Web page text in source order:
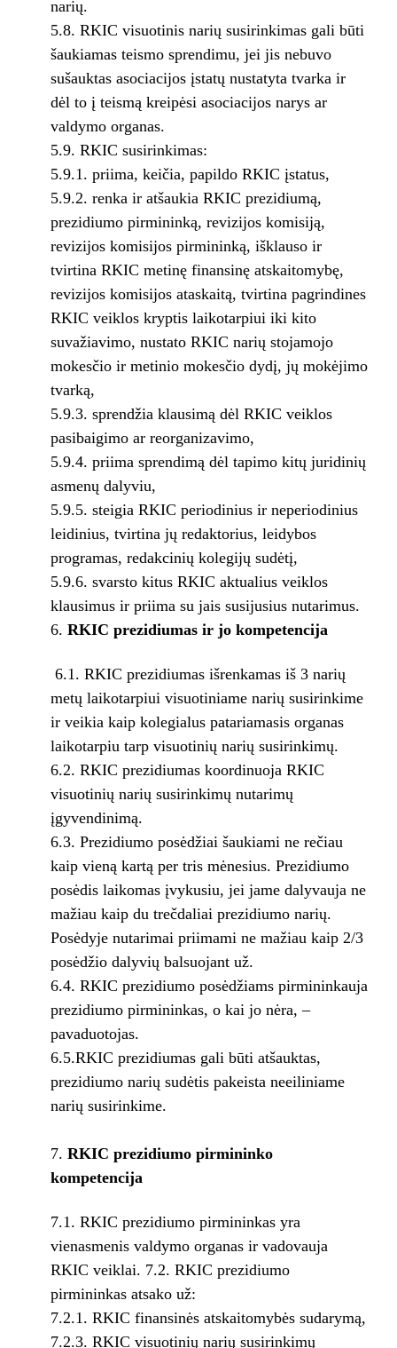
narių.
5.8. RKIC visuotinis narių susirinkimas gali būti
šaukiamas teismo sprendimu, jei jis nebuvo
sušauktas asociacijos įstatų nustatyta tvarka ir
dėl to į teismą kreipėsi asociacijos narys ar
valdymo organas.
5.9. RKIC susirinkimas:
5.9.1. priima, keičia, papildo RKIC įstatus,
5.9.2. renka ir atšaukia RKIC prezidiumą,
prezidiumo pirmininką, revizijos komisiją,
revizijos komisijos pirmininką, išklauso ir
tvirtina RKIC metinę finansinę atskaitomybę,
revizijos komisijos ataskaitą, tvirtina pagrindines
RKIC veiklos kryptis laikotarpiui iki kito
suvažiavimo, nustato RKIC narių stojamojo
mokesčio ir metinio mokesčio dydį, jų mokėjimo
tvarką,
5.9.3. sprendžia klausimą dėl RKIC veiklos
pasibaigimo ar reorganizavimo,
5.9.4. priima sprendimą dėl tapimo kitų juridinių
asmenų dalyviu,
5.9.5. steigia RKIC periodinius ir neperiodinius
leidinius, tvirtina jų redaktorius, leidybos
programas, redakcinių kolegijų sudėtį,
5.9.6. svarsto kitus RKIC aktualius veiklos
klausimus ir priima su jais susijusius nutarimus.
RKIC prezidiumas ir jo kompetencija
6.1. RKIC prezidiumas išrenkamas iš 3 narių
metų laikotarpiui visuotiniame narių susirinkime
ir veikia kaip kolegialus patariamasis organas
laikotarpiu tarp visuotinių narių susirinkimų.
6.2. RKIC prezidiumas koordinuoja RKIC
visuotinių narių susirinkimų nutarimų
įgyvendinimą.
6.3. Prezidiumo posėdžiai šaukiami ne rečiau
kaip vieną kartą per tris mėnesius. Prezidiumo
posėdis laikomas įvykusiu, jei jame dalyvauja ne
mažiau kaip du trečdaliai prezidiumo narių.
Posėdyje nutarimai priimami ne mažiau kaip 2/3
posėdžio dalyvių balsuojant už.
6.4. RKIC prezidiumo posėdžiams pirmininkauja
prezidiumo pirmininkas, o kai jo nėra, –
pavaduotojas.
6.5.RKIC prezidiumas gali būti atšauktas,
prezidiumo narių sudėtis pakeista neeiliniame
narių susirinkime.
RKIC prezidiumo pirmininko
kompetencija
7.1. RKIC prezidiumo pirmininkas yra
vienasmenis valdymo organas ir vadovauja
RKIC veiklai. 7.2. RKIC prezidiumo
pirmininkas atsako už:
7.2.1. RKIC finansinės atskaitomybės sudarymą,
7.2.3. RKIC visuotinių narių susirinkimų